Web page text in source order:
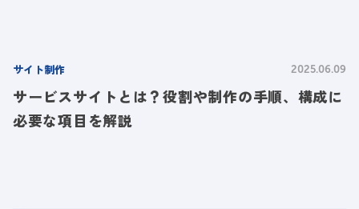
サイト制作 2025.06.09
サービスサイトとは？役割や制作の手順、構成に
必要な項目を解説